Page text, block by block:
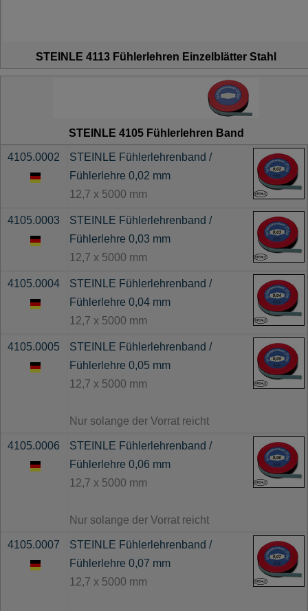
STEINLE 4113 Fühlerlehren Einzelblätter Stahl
STEINLE 4105 Fühlerlehren Band
4105.0002
STEINLE Fühlerlehrenband /
Fühlerlehre 0,02 mm
12,7 x 5000 mm
4105.0003
STEINLE Fühlerlehrenband /
Fühlerlehre 0,03 mm
12,7 x 5000 mm
4105.0004
STEINLE Fühlerlehrenband /
Fühlerlehre 0,04 mm
12,7 x 5000 mm
4105.0005
STEINLE Fühlerlehrenband /
Fühlerlehre 0,05 mm
12,7 x 5000 mm
Nur solange der Vorrat reicht
4105.0006
STEINLE Fühlerlehrenband /
Fühlerlehre 0,06 mm
12,7 x 5000 mm
Nur solange der Vorrat reicht
4105.0007
STEINLE Fühlerlehrenband /
Fühlerlehre 0,07 mm
12,7 x 5000 mm